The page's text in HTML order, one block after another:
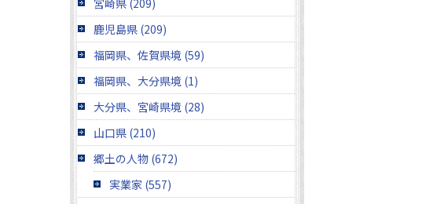
宮崎県 (209)
鹿児島県 (209)
福岡県、佐賀県境 (59)
福岡県、大分県境 (1)
大分県、宮崎県境 (28)
山口県 (210)
郷土の人物 (672)
実業家 (557)